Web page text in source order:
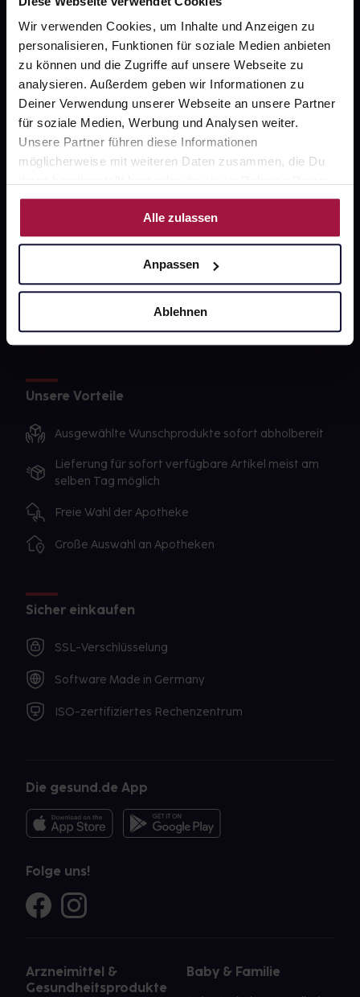
Wir verwenden Cookies, um Inhalte und Anzeigen zu
personalisieren, Funktionen für soziale Medien anbieten
zu können und die Zugriffe auf unsere Webseite zu
analysieren. Außerdem geben wir Informationen zu
Deiner Verwendung unserer Webseite an unsere Partner
für soziale Medien, Werbung und Analysen weiter.
Unsere Partner führen diese Informationen
möglicherweise mit weiteren Daten zusammen, die Du
Nutzung der Dienste gesammelt haben.
Alle zulassen
Anpassen
Ablehnen
gesund.de
Über uns
Karriere
Newsletter
PAYBACK
Sanitätshäuser
Impressum
Unsere Vorteile
Ausgewählte Wunschprodukte sofort abholbereit
Lieferung für sofort verfügbare Artikel meist am
selben Tag möglich
Freie Wahl der Apotheke
Große Auswahl an Apotheken
Sicher einkaufen
SSL-Verschlüsselung
Software Made in Germany
ISO-zertifiziertes Rechenzentrum
Die gesund.de App
Folge uns!
Arzneimittel &
Gesundheitsprodukte
Baby & Familie